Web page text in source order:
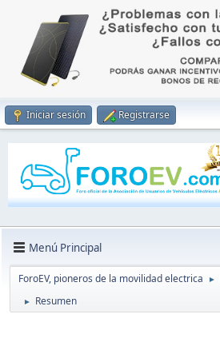
Iniciar sesión Registrarse
Menú Principal
ForoEV, pioneros de la movilidad electrica ►
► Resumen